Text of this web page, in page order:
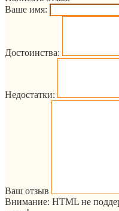
Ваше имя:
Достоинства:
Недостатки:
Ваш отзыв
Внимание: HTML не